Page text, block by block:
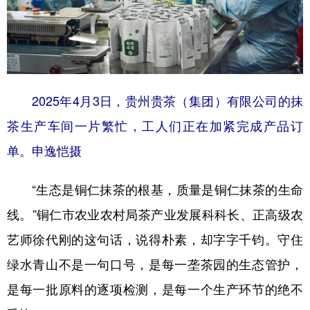
2025年4月3日，贵州贵茶（集团）有限公司的抹
茶生产车间一片繁忙，工人们正在加紧完成产品订
单。申逸恺摄
“生态是铜仁抹茶的根基，质量是铜仁抹茶的生命
线。”铜仁市农业农村局茶产业发展科科长、正高级农
艺师徐代刚的这句话，说得朴素，却字字千钧。守住
绿水青山不是一句口号，是每一垄茶园的生态管护，
是每一批原料的逐项检测，是每一个生产环节的绝不